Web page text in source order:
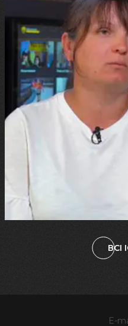
29.07.2026
Марина, Ваїд та Аміна
"Попри всі
зламалися:
свого вбитого
наших дітях"
ВСІ
E-